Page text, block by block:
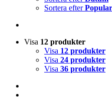
Sortera efter
Visa 12 produkter
Visa 12 produkter
Visa 24 produkter
Visa 36 produkter